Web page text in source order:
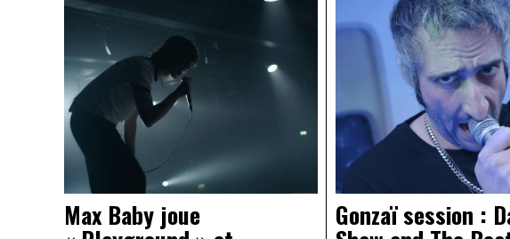
Max Baby joue Gonzaï session :